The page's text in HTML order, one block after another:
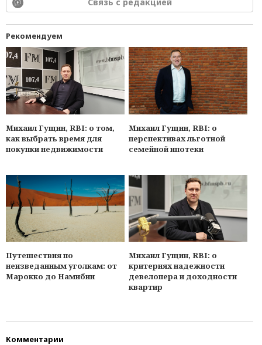
Связь с редакцией
Рекомендуем
Михаил Гущин, RBI: о том,
как выбрать время для
покупки недвижимости
Михаил Гущин, RBI: о
перспективах льготной
семейной ипотеки
Путешествия по
неизведанным уголкам: от
Марокко до Намибии
Михаил Гущин, RBI: о
критериях надежности
девелопера и доходности
квартир
Комментарии